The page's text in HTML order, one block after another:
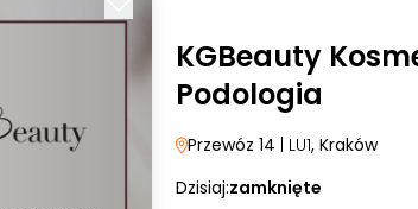
KGBeauty
Podologia
Przewóz 14 | LU1, Kraków
Dzisiaj:zamknięte